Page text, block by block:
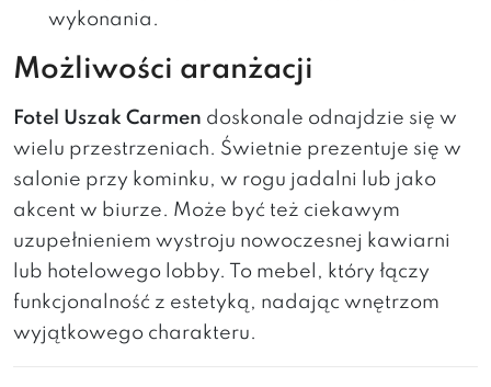
wykonania.
Możliwości aranżacji
Fotel Uszak Carmen doskonale odnajdzie się w
wielu przestrzeniach. Świetnie prezentuje się w
salonie przy kominku, w rogu jadalni lub jako
akcent w biurze. Może być też ciekawym
uzupełnieniem wystroju nowoczesnej kawiarni
lub hotelowego lobby. To mebel, który łączy
funkcjonalność z estetyką, nadając wnętrzom
wyjątkowego charakteru.